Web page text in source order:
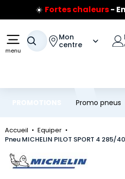
Aller au contenu principal
Aller à la navigation
☀️ Fortes chaleurs-
Prix coûtant pneus
🔥
Jusqu'à 120€ remboursés
menu
Votre recherche
Mon
centre
Promo pneus
Accueil
Equiper
Pneu MICHELIN PILOT SPORT 4 285/
Marque